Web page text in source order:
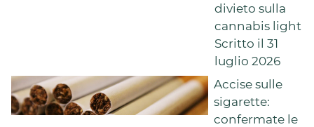
divieto sulla
cannabis light
Scritto il 31
luglio 2026
Accise sulle
sigarette:
confermate le